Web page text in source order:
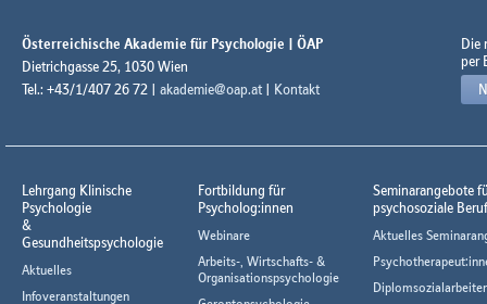
Österreichische Akademie für Psychologie | ÖAP
Dietrichgasse 25, 1030 Wien
Tel.: +43/1/407 26 72 | akademie@oap.at | Kontakt
Die
per
Lehrgang Klinische
Psychologie
&
Gesundheitspsychologie
Aktuelles
Infoveranstaltungen
Fortbildung für
Psycholog:innen
Webinare
Arbeits-, Wirtschafts- &
Organisationspsychologie
Seminarangebote
psychosoziale
Aktuelles